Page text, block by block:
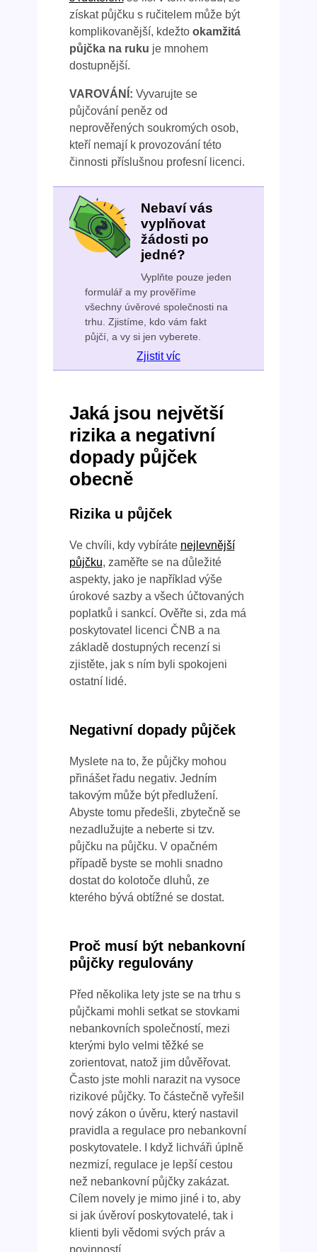
získat půjčku s ručitelem může být
komplikovanější, kdežto okamžitá
půjčka na ruku je mnohem
dostupnější.
VAROVÁNÍ: Vyvarujte se
půjčování peněz od
neprověřených soukromých osob,
kteří nemají k provozování této
činnosti příslušnou profesní licenci.
Nebaví vás
vyplňovat
žádosti po
jedné?
Vyplňte pouze jeden
formulář a my prověříme
všechny úvěrové společnosti na
trhu. Zjistíme, kdo vám fakt
půjčí, a vy si jen vyberete.
Zjistit víc
Jaká jsou největší
rizika a negativní
dopady půjček
obecně
Rizika u půjček
Ve chvíli, kdy vybíráte nejlevnější
půjčku, zaměřte se na důležité
aspekty, jako je například výše
úrokové sazby a všech účtovaných
poplatků i sankcí. Ověřte si, zda má
poskytovatel licenci ČNB a na
základě dostupných recenzí si
zjistěte, jak s ním byli spokojeni
ostatní lidé.
Negativní dopady půjček
Myslete na to, že půjčky mohou
přinášet řadu negativ. Jedním
takovým může být předlužení.
Abyste tomu předešli, zbytečně se
nezadlužujte a neberte si tzv.
půjčku na půjčku. V opačném
případě byste se mohli snadno
dostat do kolotoče dluhů, ze
kterého bývá obtížné se dostat.
Proč musí být nebankovní
půjčky regulovány
Před několika lety jste se na trhu s
půjčkami mohli setkat se stovkami
nebankovních společností, mezi
kterými bylo velmi těžké se
zorientovat, natož jim důvěřovat.
Často jste mohli narazit na vysoce
rizikové půjčky. To částečně vyřešil
nový zákon o úvěru, který nastavil
pravidla a regulace pro nebankovní
poskytovatele. I když lichváři úplně
nezmizí, regulace je lepší cestou
než nebankovní půjčky zakázat.
Cílem novely je mimo jiné i to, aby
si jak úvěroví poskytovatelé, tak i
klienti byli vědomi svých práv a
povinností.